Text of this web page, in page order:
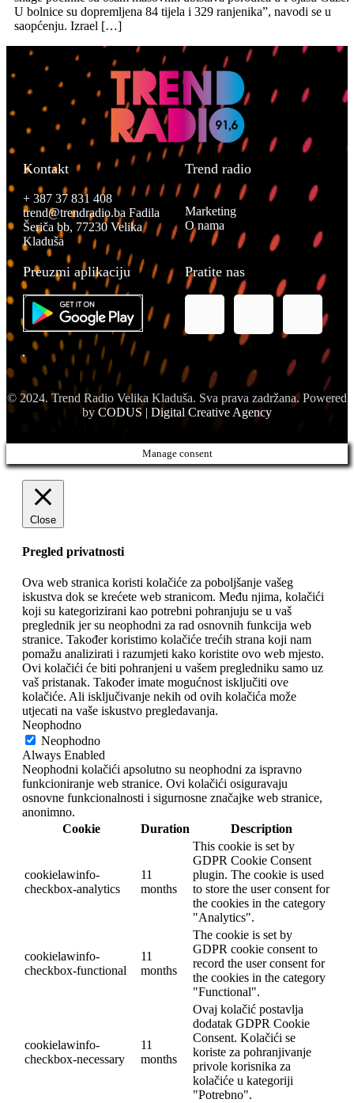
U bolnice su dopremljena 84 tijela i 329 ranjenika”, navodi se u
saopćenju. Izrael […]
Kontakt
+ 387 37 831 408
trend@trendradio.ba Fadila
Šeriča bb, 77230 Velika
Kladuša
Trend radio
Marketing
O nama
Preuzmi aplikaciju Pratite nas
© 2024. Trend Radio Velika Kladuša. Sva prava zadržana. Powered
by CODUS | Digital Creative Agency
Manage consent
Close
Pregled privatnosti
Ova web stranica koristi kolačiće za poboljšanje vašeg
iskustva dok se krećete web stranicom. Među njima, kolačići
koji su kategorizirani kao potrebni pohranjuju se u vaš
preglednik jer su neophodni za rad osnovnih funkcija web
stranice. Također koristimo kolačiće trećih strana koji nam
pomažu analizirati i razumjeti kako koristite ovo web mjesto.
Ovi kolačići će biti pohranjeni u vašem pregledniku samo uz
vaš pristanak. Također imate mogućnost isključiti ove
kolačiće. Ali isključivanje nekih od ovih kolačića može
utjecati na vaše iskustvo pregledavanja.
Neophodno
Neophodno
Always Enabled
Neophodni kolačići apsolutno su neophodni za ispravno
funkcioniranje web stranice. Ovi kolačići osiguravaju
osnovne funkcionalnosti i sigurnosne značajke web stranice,
anonimno.
Cookie
Duration Description
cookielawinfo-
checkbox-analytics
11
months
This cookie is set by
GDPR Cookie Consent
plugin. The cookie is used
to store the user consent for
the cookies in the category
"Analytics".
cookielawinfo-
checkbox-functional
11
months
The cookie is set by
GDPR cookie consent to
record the user consent for
the cookies in the category
"Functional".
cookielawinfo-
checkbox-necessary
11
months
Ovaj kolačić postavlja
dodatak GDPR Cookie
Consent. Kolačići se
koriste za pohranjivanje
privole korisnika za
kolačiće u kategoriji
"Potrebno".